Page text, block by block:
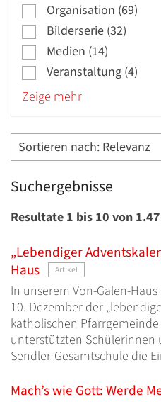
Organisation (69)
Bilderserie (32)
Medien (14)
Veranstaltung (4)
Zeige mehr
Suchergebnisse
Resultate 1 bis 10 von
„Lebendiger
Haus
Artikel
In unserem Von-Galen-
10. Dezember der
katholischen
unterstützten Schülerinnen
Sendler-Gesamtschule die
Mach’s wie Gott: Werde